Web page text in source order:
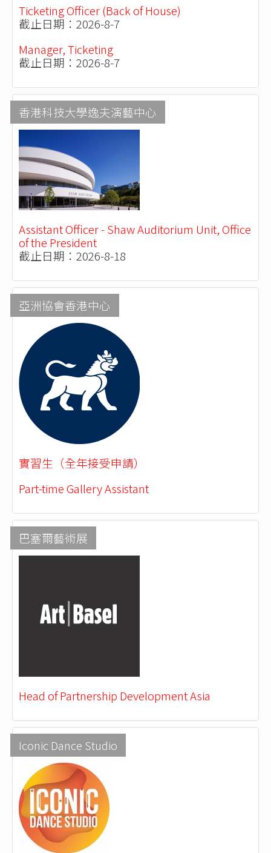
Ticketing Officer (Back of House)
截止日期：2026-8-7
Manager, Ticketing
截止日期：2026-8-7
香港科技大學逸夫演藝中心
Assistant Officer - Shaw Auditorium Unit, Office
of the President
截止日期：2026-8-18
亞洲協會香港中心
實習生（全年接受申請）
Part-time Gallery Assistant
巴塞爾藝術展
Head of Partnership Development Asia
Iconic Dance Studio